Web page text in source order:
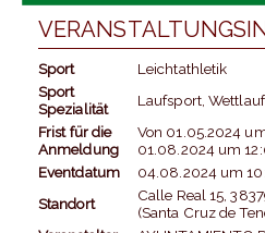
Sport
Leichtathletik
Sport
Spezialität
Laufsport, Wettlauf
Frist für die
Anmeldung
Von 01.05.2024
01.08.2024um
Eventdatum
04.08.2024um
Standort
Calle Real 15,
(Santa Cruz de